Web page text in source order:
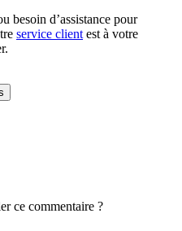
besoin d’assistance pour
service client est à votre
ce commentaire ?